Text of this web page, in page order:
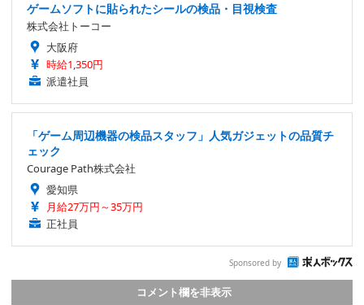
ゲームソフトに貼られたシールの検品・目視検査
株式会社トーコー
大阪府
時給1,350円
派遣社員
「ゲーム周辺機器の検品スタッフ」人気ガジェットの品質チ
ェック
Courage Path株式会社
愛知県
月給27万円～35万円
正社員
Sponsored by
コメント欄を非表示